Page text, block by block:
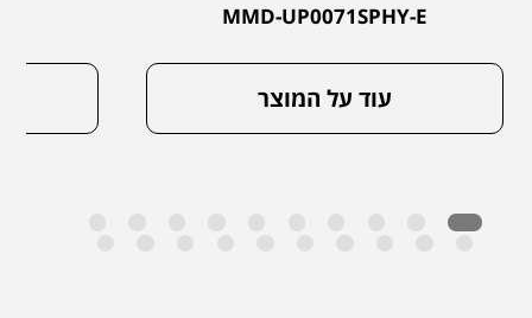
MMD-UP0071SPHY-E
עוד על המוצר